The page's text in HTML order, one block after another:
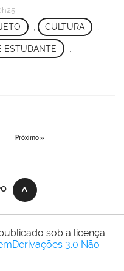
CULTURA
ESTUDANTE
Próximo »
sob a licença
3.0 Não